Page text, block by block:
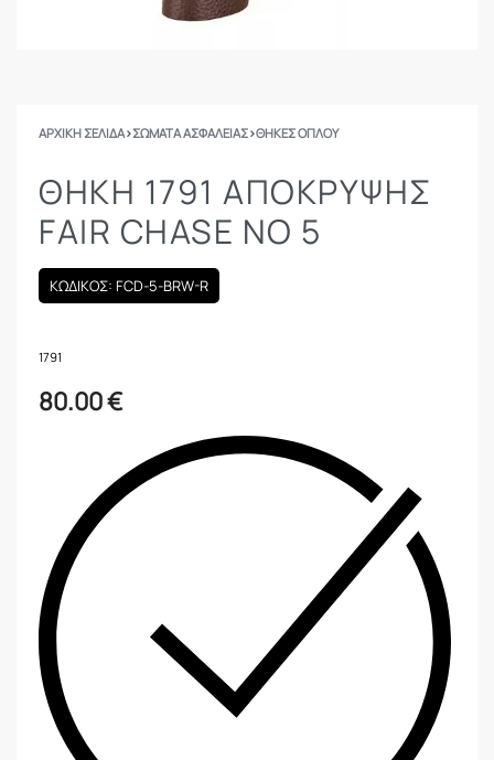
ΑΡΧΙΚΉ ΣΕΛΊΔΑ›ΣΩΜΑΤΑ ΑΣΦΑΛΕΙΑΣ›ΘΉΚΕΣ ΌΠΛΟΥ
ΘΗΚΗ 1791 ΑΠΌΚΡΥΨΗΣ
FAIR CHASE NO 5
ΚΩΔΙΚΟΣ: FCD-5-BRW-R
1791
80.00€